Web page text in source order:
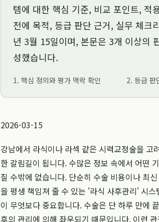
템에 대한 핵심 기준, 비교 포인트, 적
전에 목적, 등급 판단 근거, 실무 체크
년 3월 15일이며, 본문은 3개 이상의
성했습니다.
1. 핵심 정의와 평가 맥락 확인 2. 등급 판
2026-03-15
강남에서 라식이나 라섹 같은 시력교정술을
한 갈림길이 됩니다. 수많은 정보 속에서 어떤
질 수밖에 없습니다. 단순히 수술 비용이나 최
을 평생 책임져 줄 수 있는 '라식 사후관리' 시
이 무엇보다 중요합니다. 수술은 단 하루 만에
후의 관리에 의해 좌우되기 때문입니다. 이런